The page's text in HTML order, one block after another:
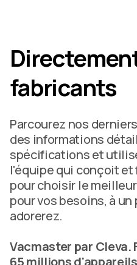
fabricants
Parcourez nos
des informations
spécifications et
l'équipe qui conçoit
pour choisir le
pour vos besoins, à un
adorerez.
Vacmaster par Cleva.
65 millions